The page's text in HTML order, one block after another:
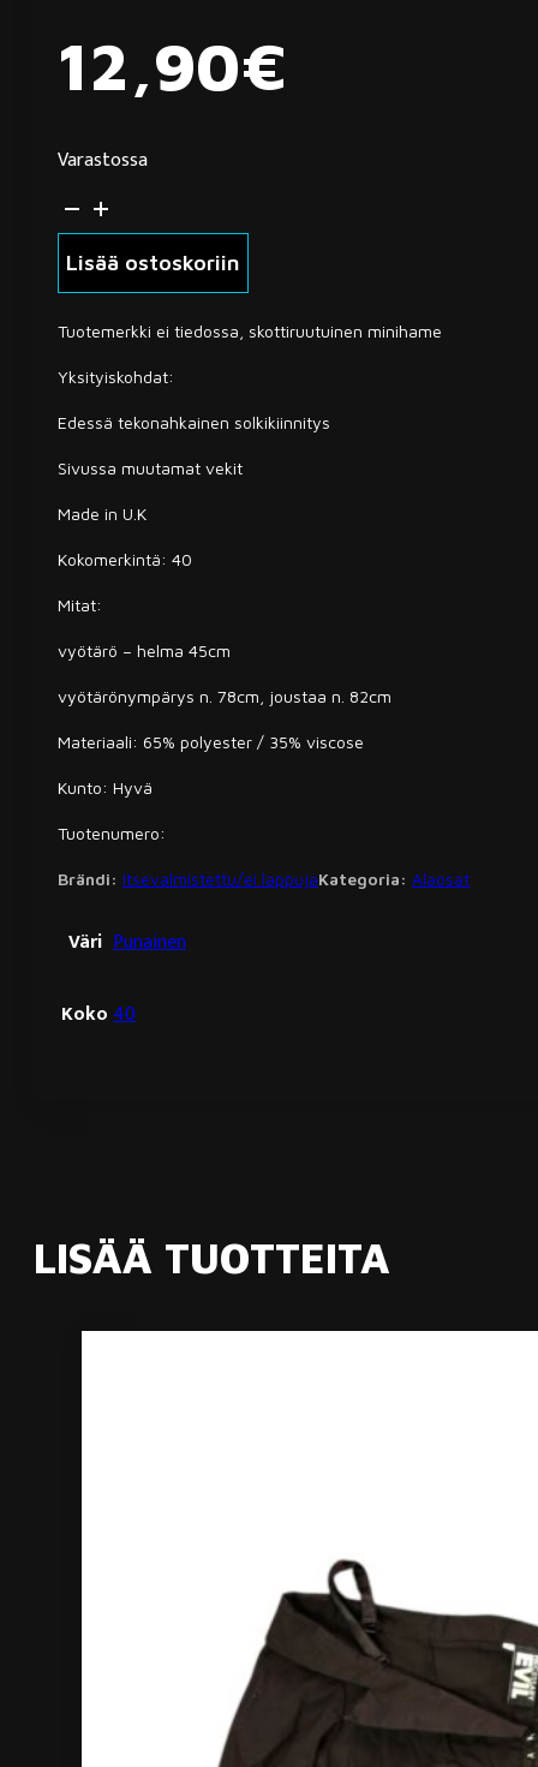
12,90€
Varastossa
Skottiruutuinen
minihame
40
määrä
Lisää ostoskoriin
Tuotemerkki ei tiedossa, skottiruutuinen minihame
Yksityiskohdat:
Edessä tekonahkainen solkikiinnitys
Sivussa muutamat vekit
Made in U.K
Kokomerkintä: 40
Mitat:
vyötärö – helma 45cm
vyötärönympärys n. 78cm, joustaa n. 82cm
Materiaali: 65% polyester / 35% viscose
Kunto: Hyvä
Tuotenumero:
Brändi: Itsevalmistettu/ei lappujaKategoria: Alaosat
Väri Punainen
Koko40
LISÄÄ TUOTTEITA